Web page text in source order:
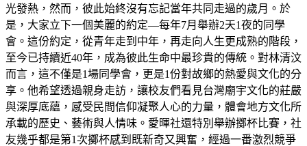
光發熱，然而，彼此始終沒有忘記當年共同走過的歲月。於
是，大家立下一個美麗的約定—每年7月舉辦2天1夜的同學
會。這份約定，從青年走到中年，再走向人生更成熟的階段，
至今已持續近40年，成為彼此生命中最珍貴的傳統。對林清汶
而言，這不僅是1場同學會，更是1份對故鄉的熱愛與文化的分
享。他希望透過親身走訪，讓校友們看見台灣廟宇文化的莊嚴
與深厚底蘊，感受民間信仰凝聚人心的力量，體會地方文化所
承載的歷史、藝術與人情味。愛暉社還特別舉辦擲杯比賽，社
友幾乎都是第1次擲杯感到既新奇又興奮，經過一番激烈競爭